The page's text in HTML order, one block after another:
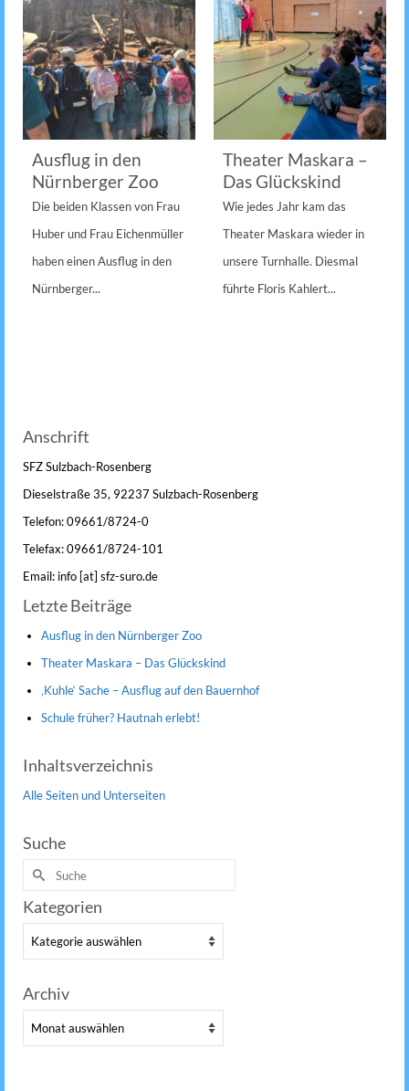
Ausflug in den
Nürnberger Zoo
Die beiden Klassen von Frau
Huber und Frau Eichenmüller
haben einen Ausflug in den
Nürnberger...
Theater Maskara –
Das Glückskind
Wie jedes Jahr kam das
Theater Maskara wieder in
unsere Turnhalle. Diesmal
führte Floris Kahlert...
Anschrift
SFZ Sulzbach-Rosenberg
Dieselstraße 35, 92237 Sulzbach-Rosenberg
Telefon: 09661/8724-0
Telefax: 09661/8724-101
Email: info [at] sfz-suro.de
Letzte Beiträge
Ausflug in den Nürnberger Zoo
Theater Maskara – Das Glückskind
‚Kuhle‘ Sache – Ausflug auf den Bauernhof
Schule früher? Hautnah erlebt!
Inhaltsverzeichnis
Alle Seiten und Unterseiten
Suche
Suche
nach:
Kategorien
Kategorien
Archiv
Archiv